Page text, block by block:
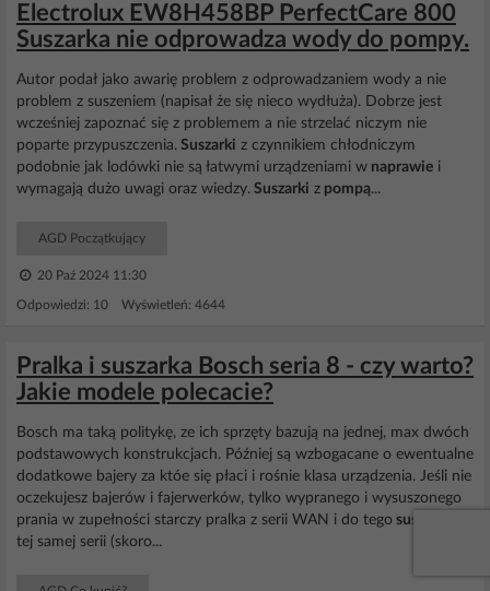
Electrolux EW8H458BP PerfectCare 800
Suszarka nie odprowadza wody do pompy.
Autor podał jako awarię problem z odprowadzaniem wody a nie
problem z suszeniem (napisał że się nieco wydłuża). Dobrze jest
wcześniej zapoznać się z problemem a nie strzelać niczym nie
poparte przypuszczenia. Suszarki z czynnikiem chłodniczym
podobnie jak lodówki nie są łatwymi urządzeniami w naprawie i
wymagają dużo uwagi oraz wiedzy. Suszarki z pompą...
AGD Początkujący
20 Paź 2024 11:30
Odpowiedzi: 10 Wyświetleń: 4644
Pralka i suszarka Bosch seria 8 - czy warto?
Jakie modele polecacie?
Bosch ma taką politykę, ze ich sprzęty bazują na jednej, max dwóch
podstawowych konstrukcjach. Później są wzbogacane o ewentualne
dodatkowe bajery za któe się płaci i rośnie klasa urządzenia. Jeśli nie
oczekujesz bajerów i fajerwerków, tylko wypranego i wysuszonego
prania w zupełności starczy pralka z serii WAN i do tego suszarka
tej samej serii (skoro...